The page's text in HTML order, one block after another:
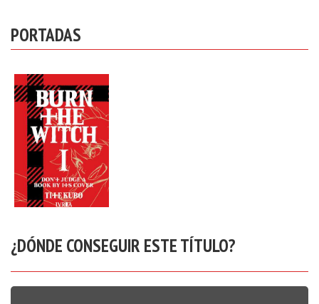
PORTADAS
¿DÓNDE CONSEGUIR ESTE TÍTULO?